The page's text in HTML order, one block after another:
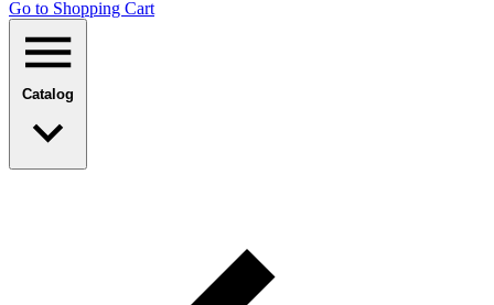
Go to Shopping Сart
Catalog